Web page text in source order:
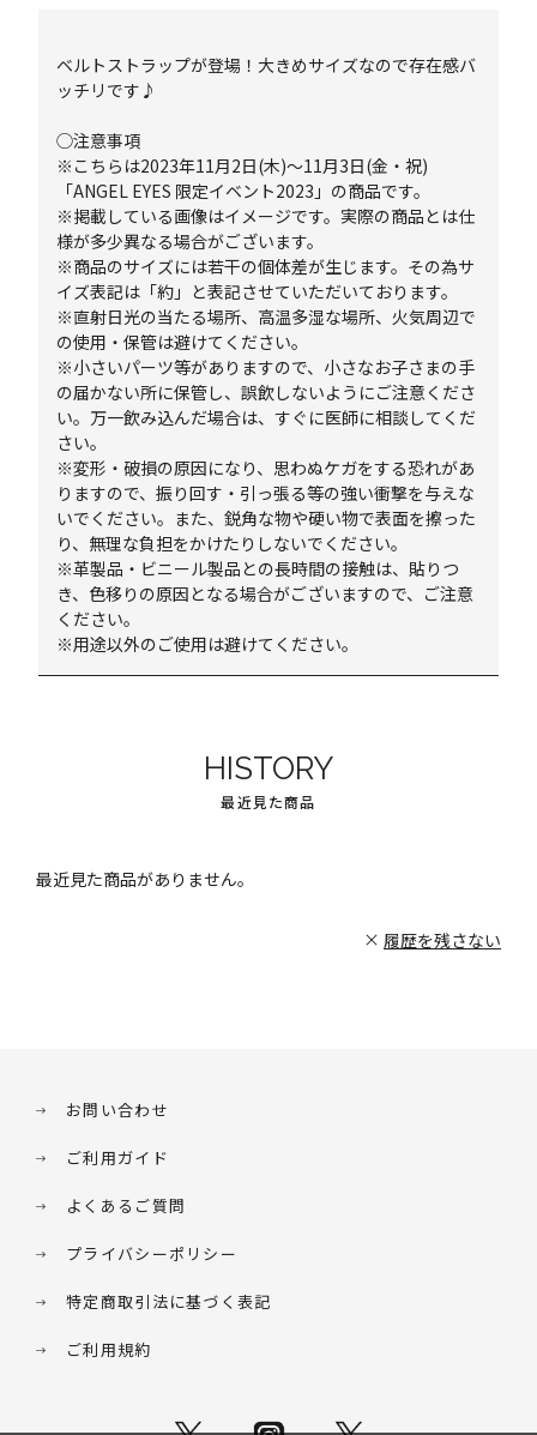
ベルトストラップが登場！大きめサイズなので存在感バ
ッチリです♪
◯注意事項
※こちらは2023年11月2日(木)～11月3日(金・祝)
「ANGEL EYES 限定イベント2023」の商品です。
※掲載している画像はイメージです。実際の商品とは仕
様が多少異なる場合がございます。
※商品のサイズには若干の個体差が生じます。その為サ
イズ表記は「約」と表記させていただいております。
※直射日光の当たる場所、高温多湿な場所、火気周辺で
の使用・保管は避けてください。
※小さいパーツ等がありますので、小さなお子さまの手
の届かない所に保管し、誤飲しないようにご注意くださ
い。万一飲み込んだ場合は、すぐに医師に相談してくだ
さい。
※変形・破損の原因になり、思わぬケガをする恐れがあ
りますので、振り回す・引っ張る等の強い衝撃を与えな
いでください。また、鋭角な物や硬い物で表面を擦った
り、無理な負担をかけたりしないでください。
※革製品・ビニール製品との長時間の接触は、貼りつ
き、色移りの原因となる場合がございますので、ご注意
ください。
※用途以外のご使用は避けてください。
HISTORY
最近見た商品
最近見た商品がありません。
履歴を残さない
お問い合わせ
ご利用ガイド
よくあるご質問
プライバシーポリシー
特定商取引法に基づく表記
ご利用規約